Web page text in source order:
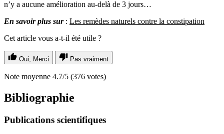
n’y a aucune amélioration au-delà de 3 jours…
En savoir plus sur: Les remèdes naturels contre la constipation
Cet article vous a-t-il été utile ?
Oui, Merci Pas vraiment
Note moyenne 4.7/5 (376 votes)
Bibliographie
Publications scientifiques